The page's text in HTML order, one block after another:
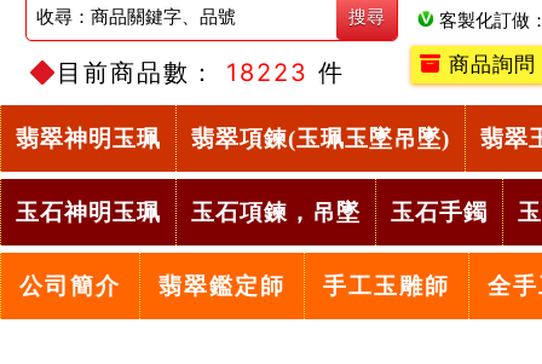
目前商品數： 18223 件
客製化訂做
商品詢問
翡翠神明玉珮 翡翠項鍊(玉珮玉墜吊墜) 翡翠
玉石神明玉珮 玉石項鍊，吊墜 玉石手鐲
公司簡介 翡翠鑑定師 手工玉雕師 全